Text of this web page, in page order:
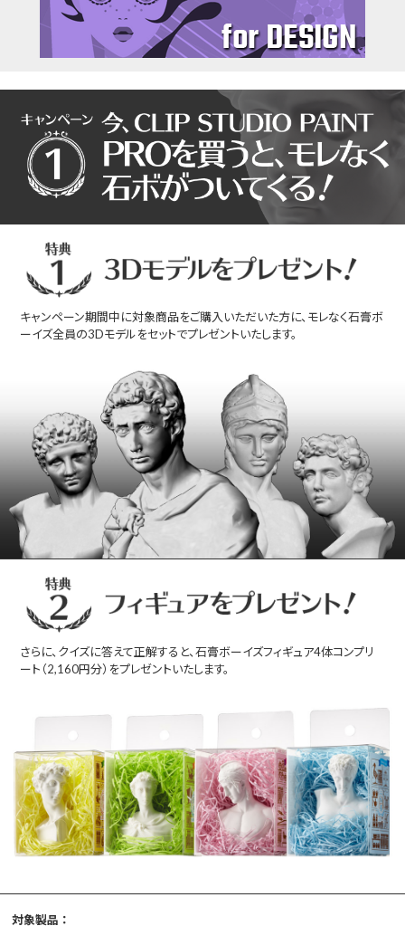
キャンペーン期間中に対象商品をご購入いただいた方に、モレなく石膏ボ
ーイズ全員の3Dモデルをセットでプレゼントいたします。
さらに、クイズに答えて正解すると、石膏ボーイズフィギュア4体コンプリ
ート（2,160円分）をプレゼントいたします。
対象製品 ：